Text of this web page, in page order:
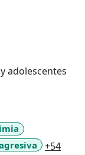
adolescentes
+54